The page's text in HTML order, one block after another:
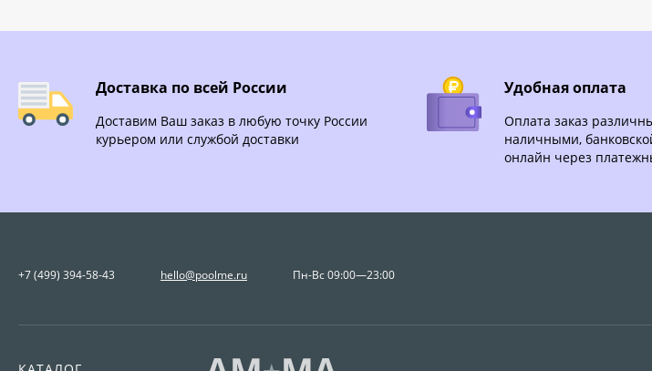
Доставка по всей России
Доставим Ваш заказ в любую точку России
курьером или службой доставки
Удобная оплата
Оплата заказ
наличными,
онлайн через
+7 (499) 394-58-43 hello@poolme.ru Пн-Вс 09:00—23:00